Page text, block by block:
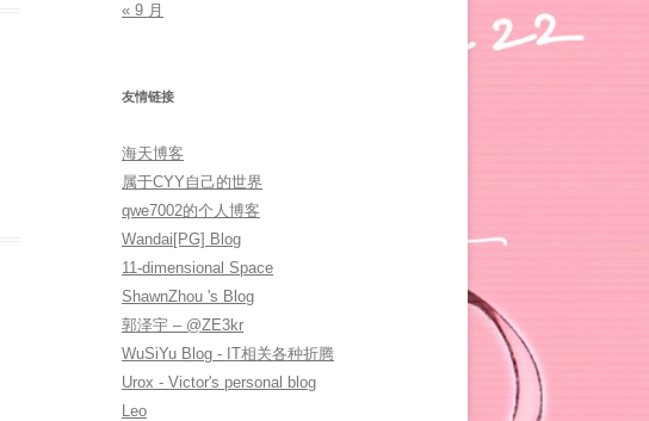
« 9 月
友情链接
海天博客
属于CYY自己的世界
qwe7002的个人博客
Wandai[PG] Blog
11-dimensional Space
ShawnZhou 's Blog
郭泽宇 – @ZE3kr
WuSiYu Blog - IT相关各种折腾
Urox - Victor's personal blog
Leo